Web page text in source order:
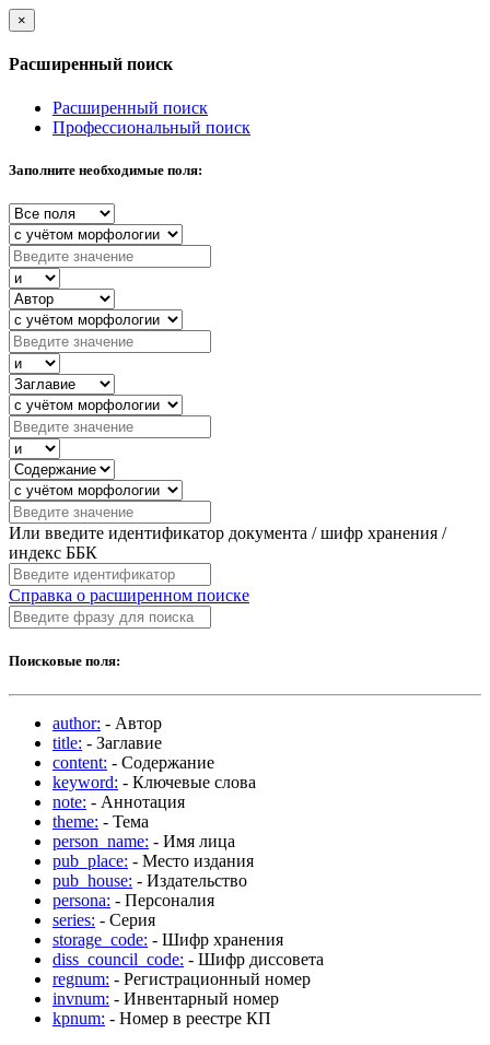
×
Расширенный поиск
Расширенный поиск
Профессиональный поиск
Заполните необходимые поля:
Или введите идентификатор документа / шифр хранения /
индекс ББК
Справка о расширенном поиске
Поисковые поля:
author: - Автор
title: - Заглавие
content: - Содержание
keyword: - Ключевые слова
note: - Аннотация
theme: - Тема
person_name: - Имя лица
pub_place: - Место издания
pub_house: - Издательство
persona: - Персоналия
series: - Серия
storage_code: - Шифр хранения
diss_council_code: - Шифр диссовета
regnum: - Регистрационный номер
invnum: - Инвентарный номер
kpnum: - Номер в реестре КП